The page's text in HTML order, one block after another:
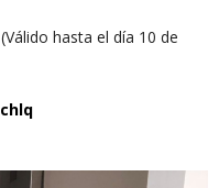
hasta el día 10 de